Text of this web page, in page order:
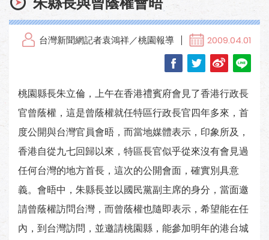
台灣新聞網記者袁鴻祥／桃園報導 2009.04.01
桃園縣長朱立倫，上午在香港禮賓府會見了香港行政長
官曾蔭權，這是曾蔭權就任特區行政長官四年多來，首
度公開與台灣官員會晤，而當地媒體表示，印象所及，
香港自從九七回歸以來，特區長官似乎從來沒有會見過
任何台灣的地方首長，這次的公開會面，確實別具意
義。會晤中，朱縣長並以國民黨副主席的身分，當面邀
請曾蔭權訪問台灣，而曾蔭權也隨即表示，希望能在任
內，到台灣訪問，並邀請桃園縣，能參加明年的港台城